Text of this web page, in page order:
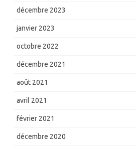
décembre 2023
janvier 2023
octobre 2022
décembre 2021
août 2021
avril 2021
février 2021
décembre 2020